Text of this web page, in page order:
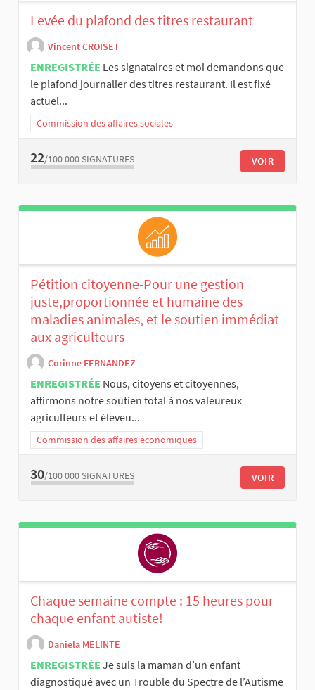
Levée du plafond des titres restaurant
Vincent CROISET
ENREGISTRÉE Les signataires et moi demandons que
le plafond journalier des titres restaurant. Il est fixé
actuel...
Commission des affaires sociales
22/100 000 SIGNATURES VOIR
Pétition citoyenne-Pour une gestion
juste,proportionnée et humaine des
maladies animales, et le soutien immédiat
aux agriculteurs
Corinne FERNANDEZ
ENREGISTRÉE Nous, citoyens et citoyennes,
affirmons notre soutien total à nos valeureux
agriculteurs et éleveu...
Commission des affaires économiques
30/100 000 SIGNATURES VOIR
Chaque semaine compte : 15 heures pour
chaque enfant autiste!
Daniela MELINTE
ENREGISTRÉE Je suis la maman d’un enfant
diagnostiqué avec un Trouble du Spectre de l’Autisme